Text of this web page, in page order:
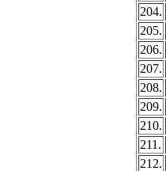
204.
205.
206.
207.
208.
209.
210.
211.
212.